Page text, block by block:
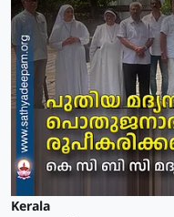
Kerala